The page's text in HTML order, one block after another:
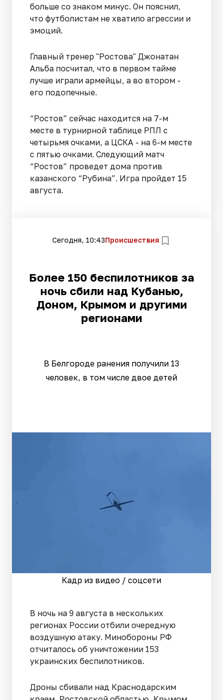
больше со знаком минус. Он пояснил,
что футболистам не хватило агрессии и
эмоций.
Главный тренер "Ростова" Джонатан
Альба посчитал, что в первом тайме
лучше играли армейцы, а во втором -
его подопечные.
“Ростов” сейчас находится на 7-м
месте в турнирной таблице РПЛ с
четырьмя очками, а ЦСКА - на 6-м месте
с пятью очками. Следующий матч
“Ростов” проведет дома против
казанского “Рубина”. Игра пройдет 15
августа.
Сегодня, 10:43Происшествия
Более 150 беспилотников за
ночь сбили над Кубанью,
Доном, Крымом и другими
регионами
В Белгороде ранения получили 13
человек, в том числе двое детей
Кадр из видео / соцсети
В ночь на 9 августа в нескольких
регионах России отбили очередную
воздушную атаку. Минобороны РФ
отчиталось об уничтожении 153
украинских беспилотников.
Дроны сбивали над Краснодарским